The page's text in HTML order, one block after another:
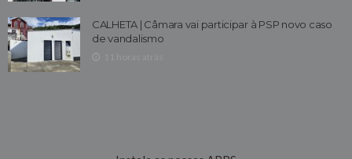
CALHETA | Câmara vai participar à PSP novo caso
de vandalismo